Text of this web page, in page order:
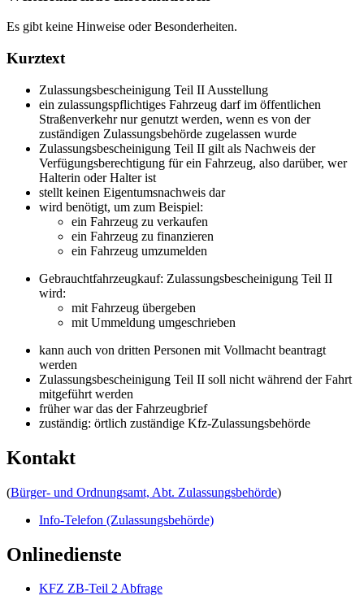
Es gibt keine Hinweise oder Besonderheiten.
Kurztext
Zulassungsbescheinigung Teil II Ausstellung
ein zulassungspflichtiges Fahrzeug darf im öffentlichen
Straßenverkehr nur genutzt werden, wenn es von der
zuständigen Zulassungsbehörde zugelassen wurde
Zulassungsbescheinigung Teil II gilt als Nachweis der
Verfügungsberechtigung für ein Fahrzeug, also darüber, wer
Halterin oder Halter ist
stellt keinen Eigentumsnachweis dar
wird benötigt, um zum Beispiel:
ein Fahrzeug zu verkaufen
ein Fahrzeug zu finanzieren
ein Fahrzeug umzumelden
Gebrauchtfahrzeugkauf: Zulassungsbescheinigung Teil II
wird:
mit Fahrzeug übergeben
mit Ummeldung umgeschrieben
kann auch von dritten Personen mit Vollmacht beantragt
werden
Zulassungsbescheinigung Teil II soll nicht während der Fahrt
mitgeführt werden
früher war das der Fahrzeugbrief
zuständig: örtlich zuständige Kfz-Zulassungsbehörde
Kontakt
(Bürger- und Ordnungsamt, Abt. Zulassungsbehörde)
Info-Telefon (Zulassungsbehörde)
Onlinedienste
KFZ ZB-Teil 2 Abfrage